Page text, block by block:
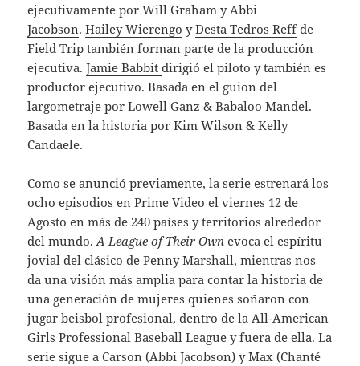
ejecutivamente porWill Grahamy Abbi
Jacobson.Hailey Wierengo yDesta Tedros Reffde
Field Trip también forman parte de la producción
ejecutiva.Jamie Babbitdirigió el piloto y también es
productor ejecutivo. Basada en el guion del
largometraje por Lowell Ganz & Babaloo Mandel.
Basada en la historia por Kim Wilson & Kelly
Candaele.
Como se anunció previamente, la serie estrenará los
ocho episodios en Prime Video el viernes 12 de
Agosto en más de 240 países y territorios alrededor
del mundo.A League of Their Ownevoca el espíritu
jovial del clásico de Penny Marshall, mientras nos
da una visión más amplia para contar la historia de
una generación de mujeres quienes soñaron con
jugar beisbol profesional, dentro de la All-American
Girls Professional Baseball League y fuera de ella. La
serie sigue a Carson (Abbi Jacobson) y Max (Chanté